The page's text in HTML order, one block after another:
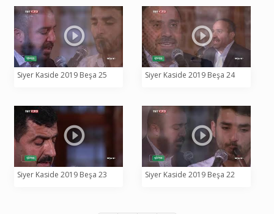
Siyer Kaside 2019 Beşa 25 Siyer Kaside 2019 Beşa 24
Siyer Kaside 2019 Beşa 23 Siyer Kaside 2019 Beşa 22